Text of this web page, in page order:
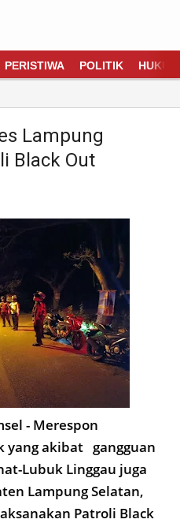
PERISTIWA POLITIK HUKUM
Lampung
Black Out
- Merespon
yang akibat gangguan
Lubuk Linggau juga
Lampung Selatan,
Patroli Black